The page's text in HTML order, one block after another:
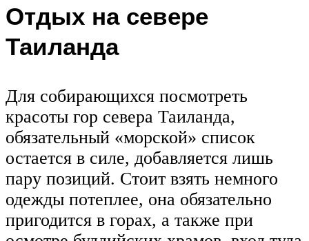
Отдых на севере
Таиланда
Для собирающихся посмотреть
красоты гор севера Таиланда,
обязательный «морской» список
остается в силе, добавляется лишь
пару позиций. Стоит взять немного
одежды потеплее, она обязательно
пригодится в горах, а также при